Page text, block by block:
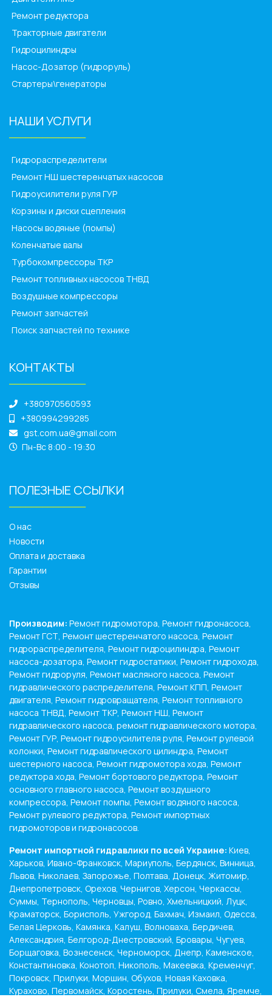
Ремонт редуктора
Тракторные двигатели
Гидроцилиндры
Насос-Дозатор (гидроруль)
Стартеры\генераторы
НАШИ УСЛУГИ
Гидрораспределители
Ремонт НШ шестеренчатых насосов
Гидроусилители руля ГУР
Корзины и диски сцепления
Насосы водяные (помпы)
Коленчатые валы
Турбокомпрессоры ТКР
Ремонт топливных насосов ТНВД
Воздушные компрессоры
Ремонт запчастей
Поиск запчастей по технике
КОНТАКТЫ
+380970560593
+380994299285
gst.com.ua@gmail.com
Пн-Вс 8:00 - 19:30
ПОЛЕЗНЫЕ ССЫЛКИ
О нас
Новости
Оплата и доставка
Гарантии
Отзывы
Производим: Ремонт гидромотора, Ремонт гидронасоса,
Ремонт ГСТ, Ремонт шестеренчатого насоса, Ремонт
гидрораспределителя, Ремонт гидроцилиндра, Ремонт
насоса-дозатора, Ремонт гидростатики, Ремонт гидрохода,
Ремонт гидроруля, Ремонт масляного насоса, Ремонт
гидравлического распределителя, Ремонт КПП, Ремонт
двигателя, Ремонт гидровращателя, Ремонт топливного
насоса ТНВД, Ремонт ТКР, Ремонт НШ, Ремонт
гидравлического насоса, ремонт гидравлического мотора,
Ремонт ГУР, Ремонт гидроусилителя руля, Ремонт рулевой
колонки, Ремонт гидравлического цилиндра, Ремонт
шестерного насоса, Ремонт гидромотора хода, Ремонт
редуктора хода, Ремонт бортового редуктора, Ремонт
основного главного насоса, Ремонт воздушного
компрессора, Ремонт помпы, Ремонт водяного насоса,
Ремонт рулевого редуктора, Ремонт импортных
гидромоторов и гидронасосов.
Ремонт импортной гидравлики по всей Украине: Киев,
Харьков, Ивано-Франковск, Мариуполь, Бердянск, Винница,
Львов, Николаев, Запорожье, Полтава, Донецк, Житомир,
Днепропетровск, Орехов, Чернигов, Херсон, Черкассы,
Суммы, Тернополь, Черновцы, Ровно, Хмельницкий, Луцк,
Краматорск, Борисполь, Ужгород, Бахмач, Измаил, Одесса,
Белая Церковь, Камянка, Калуш, Волноваха, Бердичев,
Александрия, Белгород-Днестровский, Бровары, Чугуев,
Борщаговка, Вознесенск, Черноморск, Днепр, Каменское,
Константиновка, Конотоп, Никополь, Макеевка, Кременчуг,
Покровск, Прилуки, Моршин, Обухов, Новая Каховка,
Курахово, Первомайск, Коростень, Прилуки, Смела, Яремче,